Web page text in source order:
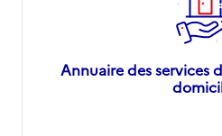
Annuaire des services